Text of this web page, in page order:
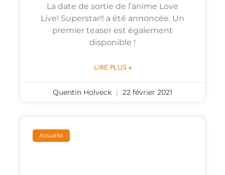
La date de sortie de l’anime Love
Live! Superstar!! a été annoncée. Un
premier teaser est également
disponible !
LIRE PLUS »
Quentin Holveck 22 février 2021
Actualité